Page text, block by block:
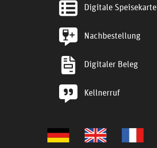
Digitale Speisekarte
Nachbestellung
Digitaler Beleg
Kellnerruf